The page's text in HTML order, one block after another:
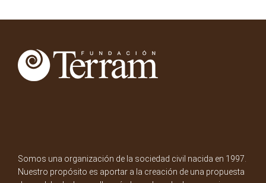
Somos una organización de la sociedad civil nacida en 1997.
Nuestro propósito es aportar a la creación de una propuesta